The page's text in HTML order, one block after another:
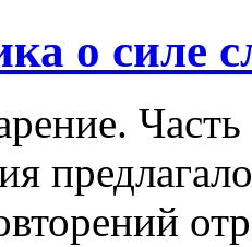
о силе